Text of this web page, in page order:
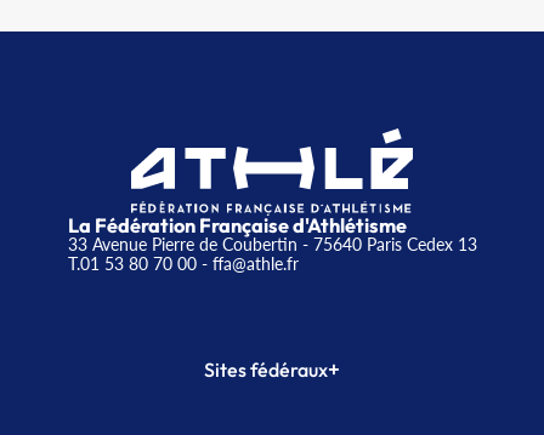
La Fédération Française d'Athlétisme
33 Avenue Pierre de Coubertin - 75640 Paris Cedex 13
T.01 53 80 70 00- ffa@athle.fr
Sites fédéraux+